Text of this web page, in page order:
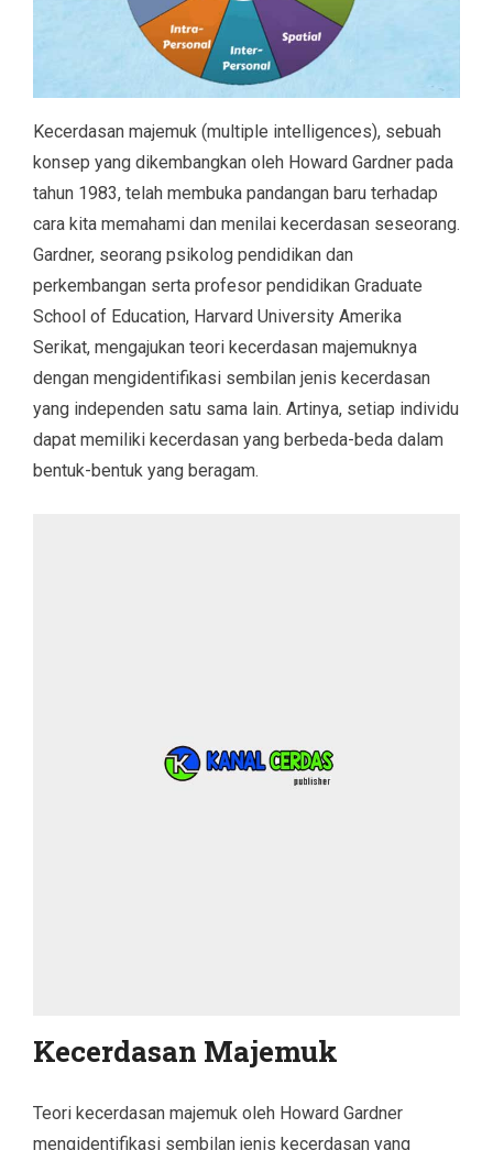
Kecerdasan majemuk (multiple intelligences), sebuah
konsep yang dikembangkan oleh Howard Gardner pada
tahun 1983, telah membuka pandangan baru terhadap
cara kita memahami dan menilai kecerdasan seseorang.
Gardner, seorang psikolog pendidikan dan
perkembangan serta profesor pendidikan Graduate
School of Education, Harvard University Amerika
Serikat, mengajukan teori kecerdasan majemuknya
dengan mengidentifikasi sembilan jenis kecerdasan
yang independen satu sama lain. Artinya, setiap individu
dapat memiliki kecerdasan yang berbeda-beda dalam
bentuk-bentuk yang beragam.
Kecerdasan Majemuk
Teori kecerdasan majemuk oleh Howard Gardner
mengidentifikasi sembilan jenis kecerdasan yang